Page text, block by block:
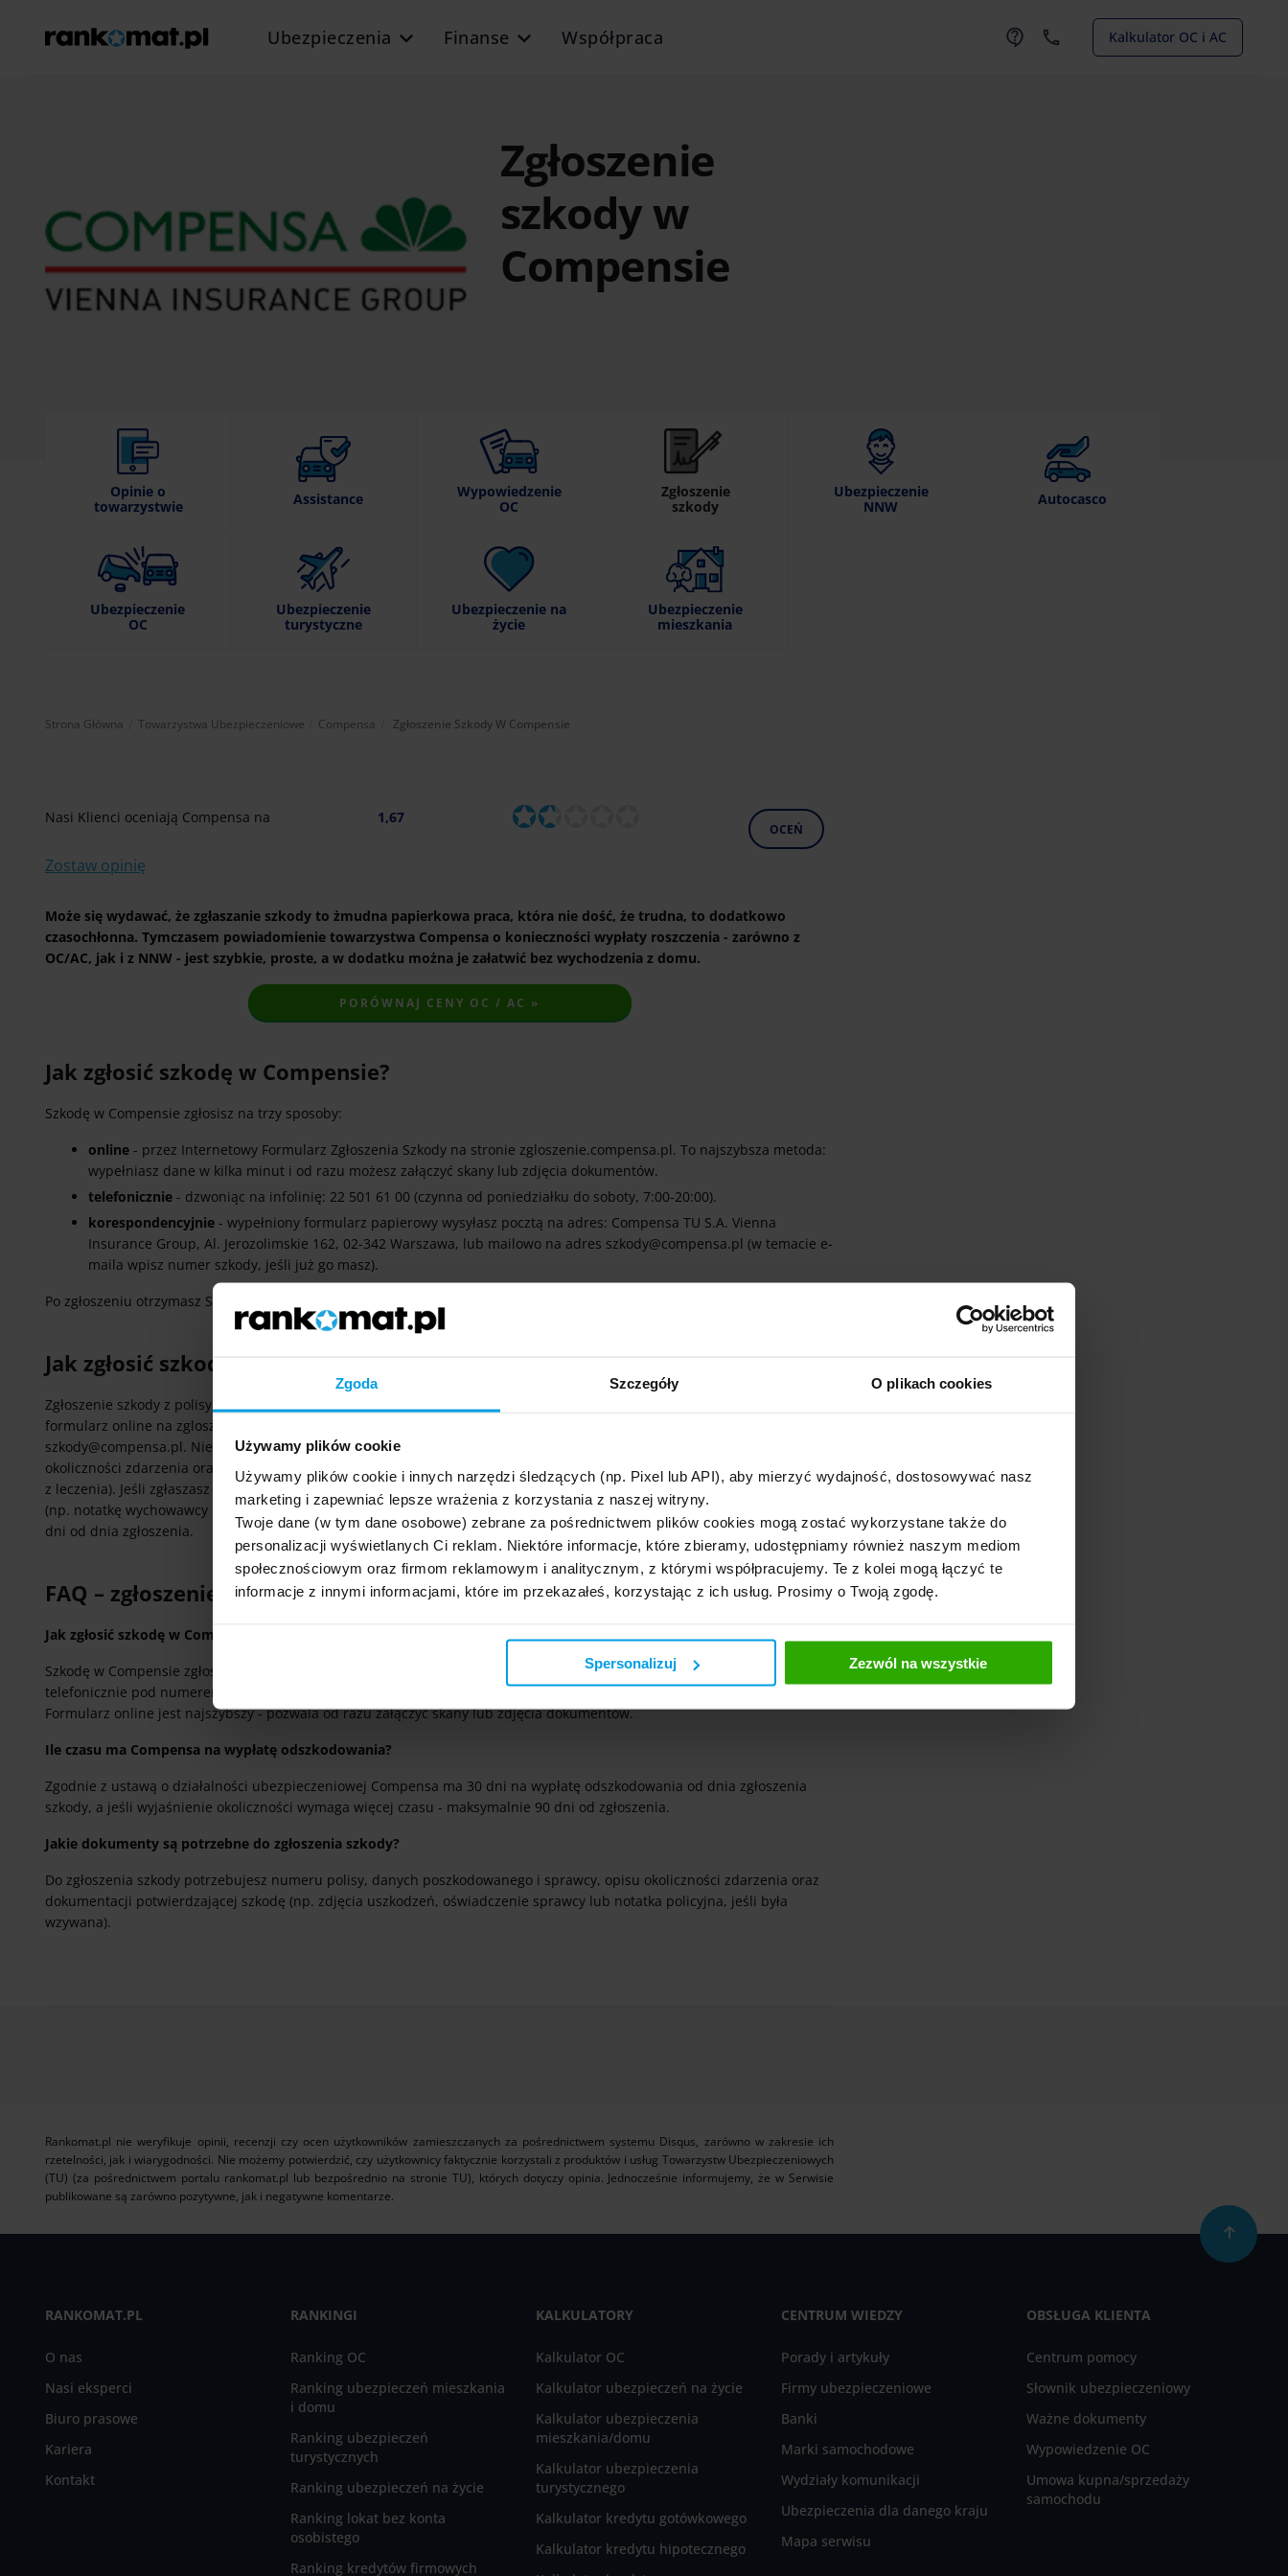
Zgoda Szczegóły O plikach cookies
Używamy plików cookie
Używamy plików cookie i innych narzędzi śledzących (np. Pixel lub API), aby mierzyć wydajność, dostosowywać nasz
marketing i zapewniać lepsze wrażenia z korzystania z naszej witryny.
Twoje dane (w tym dane osobowe) zebrane za pośrednictwem plików cookies mogą zostać wykorzystane także do
personalizacji wyświetlanych Ci reklam. Niektóre informacje, które zbieramy, udostępniamy również naszym mediom
społecznościowym oraz firmom reklamowym i analitycznym, z którymi współpracujemy. Te z kolei mogą łączyć te
informacje z innymi informacjami, które im przekazałeś, korzystając z ich usług. Prosimy o Twoją zgodę.
Spersonalizuj Zezwól na wszystkie
Ubezpieczenia Finanse Współpraca Kalkulator OC i AC
Zgłoszenie
szkody w
Compensie
Opinie o
towarzystwie
Assistance
Wypowiedzenie
OC
Zgłoszenie
szkody
Ubezpieczenie
NNW
Autocasco
Ubezpieczenie
OC
Ubezpieczenie
turystyczne
Ubezpieczenie na
życie
Ubezpieczenie
mieszkania
Strona Główna Towarzystwa Ubezpieczeniowe Compensa Aktualnie:
Zgłoszenie Szkody W Compensie
Nasi Klienci oceniają Compensa na 1,67
OCEŃ
Zostaw opinię
Może się wydawać, że zgłaszanie szkody to żmudna papierkowa praca, która nie dość, że trudna, to dodatkowo
czasochłonna. Tymczasem powiadomienie towarzystwa Compensa o konieczności wypłaty roszczenia - zarówno z
OC/AC, jak i z NNW - jest szybkie, proste, a w dodatku można je załatwić bez wychodzenia z domu.
PORÓWNAJ CENY OC / AC »
Jak zgłosić szkodę w Compensie?
Szkodę w Compensie zgłosisz na trzy sposoby:
online - przez Internetowy Formularz Zgłoszenia Szkody na stronie zgloszenie.compensa.pl. To najszybsza metoda:
wypełniasz dane w kilka minut i od razu możesz załączyć skany lub zdjęcia dokumentów.
telefonicznie - dzwoniąc na infolinię: 22 501 61 00 (czynna od poniedziałku do soboty, 7:00-20:00).
korespondencyjnie - wypełniony formularz papierowy wysyłasz pocztą na adres: Compensa TU S.A. Vienna
Insurance Group, Al. Jerozolimskie 162, 02-342 Warszawa, lub mailowo na adres szkody@compensa.pl (w temacie e-
maila wpisz numer szkody, jeśli już go masz).
Po zgłoszeniu otrzymasz SMS oraz e-mail lub list z potwierdzeniem przyjęcia zgłoszenia i danymi opiekuna Twojej sprawy.
Jak zgłosić szkodę NNW (w tym NNW szkolne) w Compensie?
Zgłoszenie szkody z polisy NNW - w tym NNW szkolnego - przebiega tymi samymi kanałami co pozostałe szkody: przez
formularz online na zgloszenie.compensa.pl, telefonicznie pod numerem 22 501 61 00 lub mailowo na
szkody@compensa.pl. Nie potrzebujesz oświadczenia sprawcy ani protokołu policji - wystarczy numer polisy, opis
okoliczności zdarzenia oraz dokumentacja medyczna potwierdzająca uraz (zaświadczenie lekarskie lub karta informacyjna
z leczenia). Jeśli zgłaszasz szkodę z NNW szkolnego, dołącz dodatkowo potwierdzenie zdarzenia wystawione przez szkołę
(np. notatkę wychowawcy lub dyrekcji). Zgodnie z przepisami Compensa powinna zakończyć likwidację szkody w ciągu 30
dni od dnia zgłoszenia.
FAQ – zgłoszenie szkody w Compensie
Jak zgłosić szkodę w Compensie?
Szkodę w Compensie zgłosisz online przez Internetowy Formularz Zgłoszenia Szkody na zgloszenie.compensa.pl,
telefonicznie pod numerem infolinii 22 501 61 00 (pon.–sob. 7:00–20:00) lub mailowo na adres szkody@compensa.pl.
Formularz online jest najszybszy - pozwala od razu załączyć skany lub zdjęcia dokumentów.
Ile czasu ma Compensa na wypłatę odszkodowania?
Zgodnie z ustawą o działalności ubezpieczeniowej Compensa ma 30 dni na wypłatę odszkodowania od dnia zgłoszenia
szkody, a jeśli wyjaśnienie okoliczności wymaga więcej czasu - maksymalnie 90 dni od zgłoszenia.
Jakie dokumenty są potrzebne do zgłoszenia szkody?
Do zgłoszenia szkody potrzebujesz numeru polisy, danych poszkodowanego i sprawcy, opisu okoliczności zdarzenia oraz
dokumentacji potwierdzającej szkodę (np. zdjęcia uszkodzeń, oświadczenie sprawcy lub notatka policyjna, jeśli była
wzywana).
Rankomat.pl nie weryfikuje opinii, recenzji czy ocen użytkowników zamieszczanych za pośrednictwem systemu Disqus, zarówno w zakresie ich
rzetelności, jak i wiarygodności. Nie możemy potwierdzić, czy użytkownicy faktycznie korzystali z produktów i usług Towarzystw Ubezpieczeniowych
(TU) (za pośrednictwem portalu rankomat.pl lub bezpośrednio na stronie TU), których dotyczy opinia. Jednocześnie informujemy, że w Serwisie
publikowane są zarówno pozytywne, jak i negatywne komentarze.
RANKOMAT.PL
O nas
Nasi eksperci
Biuro prasowe
Kariera
Kontakt
RANKINGI
Ranking OC
Ranking ubezpieczeń mieszkania
i domu
Ranking ubezpieczeń
turystycznych
Ranking ubezpieczeń na życie
Ranking lokat bez konta
osobistego
Ranking kredytów firmowych
KALKULATORY
Kalkulator OC
Kalkulator ubezpieczeń na życie
Kalkulator ubezpieczenia
mieszkania/domu
Kalkulator ubezpieczenia
turystycznego
Kalkulator kredytu gotówkowego
Kalkulator kredytu hipotecznego
CENTRUM WIEDZY
Porady i artykuły
Firmy ubezpieczeniowe
Banki
Marki samochodowe
Wydziały komunikacji
Ubezpieczenia dla danego kraju
Mapa serwisu
OBSŁUGA KLIENTA
Centrum pomocy
Słownik ubezpieczeniowy
Ważne dokumenty
Wypowiedzenie OC
Umowa kupna/sprzedaży
samochodu